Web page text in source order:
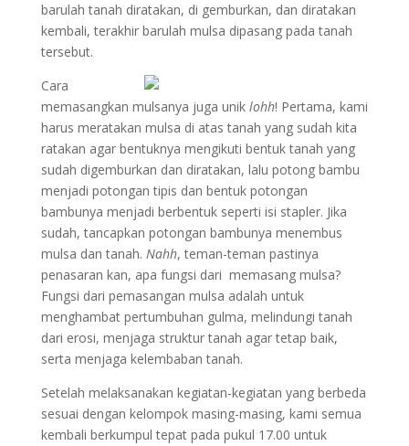
barulah tanah diratakan, di gemburkan, dan diratakan
kembali, terakhir barulah mulsa dipasang pada tanah
tersebut.
Cara
memasangkan mulsanya juga unik lohh! Pertama, kami
harus meratakan mulsa di atas tanah yang sudah kita
ratakan agar bentuknya mengikuti bentuk tanah yang
sudah digemburkan dan diratakan, lalu potong bambu
menjadi potongan tipis dan bentuk potongan
bambunya menjadi berbentuk seperti isi stapler. Jika
sudah, tancapkan potongan bambunya menembus
mulsa dan tanah. Nahh, teman-teman pastinya
penasaran kan, apa fungsi dari memasang mulsa?
Fungsi dari pemasangan mulsa adalah untuk
menghambat pertumbuhan gulma, melindungi tanah
dari erosi, menjaga struktur tanah agar tetap baik,
serta menjaga kelembaban tanah.
Setelah melaksanakan kegiatan-kegiatan yang berbeda
sesuai dengan kelompok masing-masing, kami semua
kembali berkumpul tepat pada pukul 17.00 untuk